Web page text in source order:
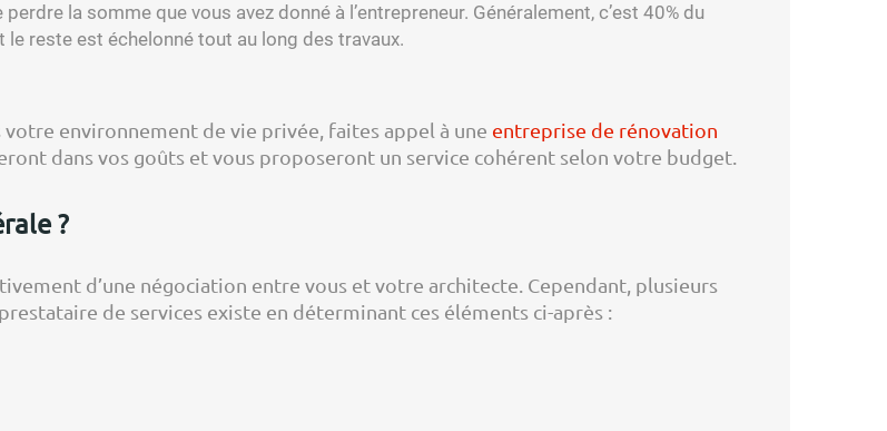
la somme que vous avez donné à l’entrepreneur. Généralement, c’est 40% du
reste est échelonné tout au long des travaux.
environnement de vie privée, faites appel à une entreprise de rénovation
dans vos goûts et vous proposeront un service cohérent selon votre budget.
?
d’une négociation entre vous et votre architecte. Cependant, plusieurs
de services existe en déterminant ces éléments ci-après :